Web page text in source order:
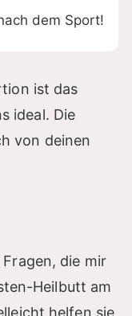
dem Sport!
ist das
ideal. Die
von deinen
die mir
Heilbutt am
helfen sie